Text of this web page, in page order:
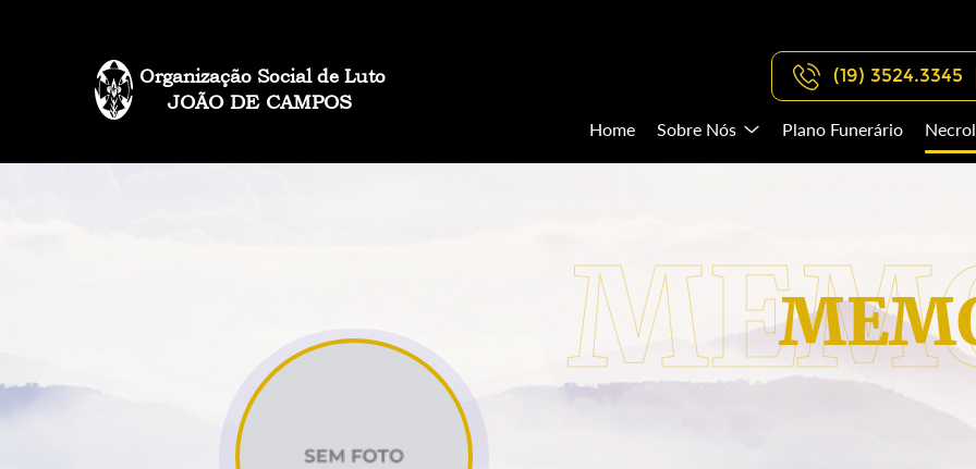
(19) 3524.3345
JOÃO DE CAMPOS
Organização Social de Luto
Home Sobre Nós Plano Funerário